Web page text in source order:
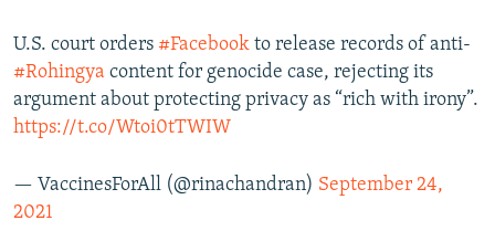
U.S. court orders #Facebook to release records of anti-
#Rohingya content for genocide case, rejecting its
argument about protecting privacy as “rich with irony”.
https://t.co/Wtoi0tTWIW
— VaccinesForAll (@rinachandran) September 24,
2021